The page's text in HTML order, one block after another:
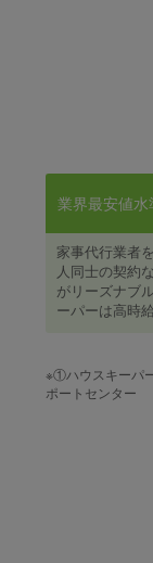
業界最安値
家事代行業者
人同士の契約
がリーズナブ
ーパーは高時
※①ハウスキーパ
ポートセンター